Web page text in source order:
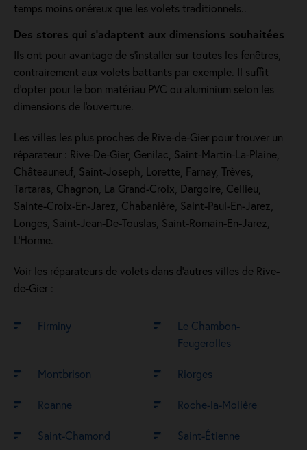
temps moins onéreux que les volets traditionnels..
Des stores qui s'adaptent aux dimensions souhaitées
Ils ont pour avantage de s'installer sur toutes les fenêtres,
contrairement aux volets battants par exemple. Il suffit
d’opter pour le bon matériau PVC ou aluminium selon les
dimensions de l'ouverture.
Les villes les plus proches de Rive-de-Gier pour trouver un
réparateur : Rive-De-Gier, Genilac, Saint-Martin-La-Plaine,
Châteauneuf, Saint-Joseph, Lorette, Farnay, Trèves,
Tartaras, Chagnon, La Grand-Croix, Dargoire, Cellieu,
Sainte-Croix-En-Jarez, Chabanière, Saint-Paul-En-Jarez,
Longes, Saint-Jean-De-Touslas, Saint-Romain-En-Jarez,
L'Horme.
Voir les réparateurs de volets dans d’autres villes de Rive-
de-Gier :
Firminy
Le Chambon-
Feugerolles
Montbrison Riorges
Roanne Roche-la-Molière
Saint-Chamond Saint-Étienne